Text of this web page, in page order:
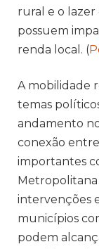
rural e o lazer
possuem
renda local. (
A mobilidade
temas
andamento
conexão entre
importantes
intervenções
municípios
podem